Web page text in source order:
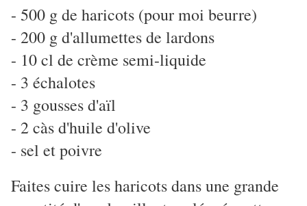
- 500 g de haricots (pour moi beurre)
- 200 g d'allumettes de lardons
- 10 cl de crème semi-liquide
- 3 échalotes
- 3 gousses d'aïl
- 2 càs d'huile d'olive
- sel et poivre
Faites cuire les haricots dans une grande